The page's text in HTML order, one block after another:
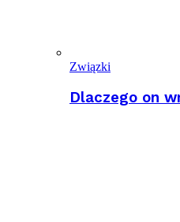
Związki
Dlaczego on